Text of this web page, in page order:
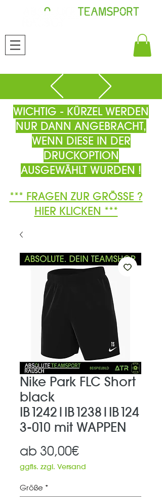
WICHTIG - KÜRZEL WERDEN
NUR DANN ANGEBRACHT,
WENN DIESE IN DER
DRUCKOPTION
AUSGEWÄHLT WURDEN !
*** FRAGEN ZUR GRÖSSE ?
HIER KLICKEN ***
Nike Park FLC Short
black
IB1242|IB1238|IB124
3-010 mit WAPPEN
ab 30,00€Sale-
Preis
ggfls. zzgl. Versand
Größe *